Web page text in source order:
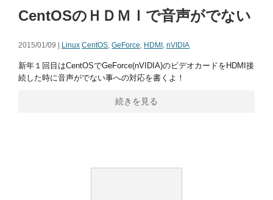
CentOSのＨＤＭＩで音声がでない
2015/01/09 | Linux CentOS, GeForce, HDMI , nVIDIA
新年１回目はCentOSでGeForce(nVIDIA)のビデオカードをHDMI接
続した時に音声がでない事への対応を書くよ！
続きを見る